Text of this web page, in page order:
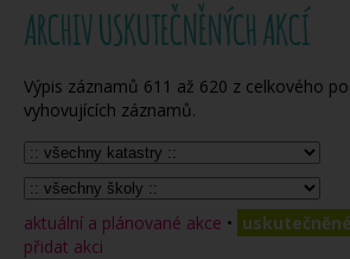
ARCHIV USKUTEČNĚNÝCH AKCÍ
Výpis záznamů 611 až 620 z celkového
vyhovujících záznamů.
aktuální a plánované akce •
přidat akci